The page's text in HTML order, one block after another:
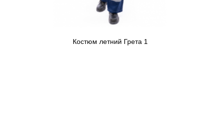
Костюм летний Грета 1